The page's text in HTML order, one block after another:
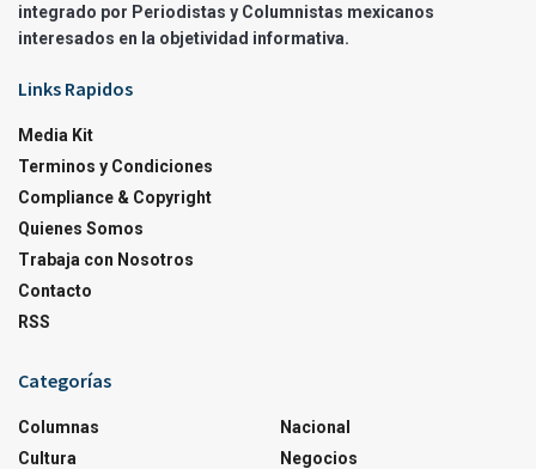
integrado por Periodistas y Columnistas mexicanos
interesados en la objetividad informativa.
Links Rapidos
Media Kit
Terminos y Condiciones
Compliance & Copyright
Quienes Somos
Trabaja con Nosotros
Contacto
RSS
Categorías
Columnas
Cultura
Nacional
Negocios